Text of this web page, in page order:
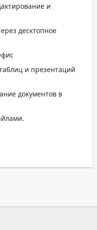
и
десктопное
и презентаций
документов в